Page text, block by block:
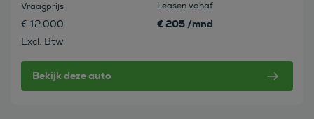
Vraagprijs
€ 12.000
Excl. Btw
Leasen vanaf
€ 205 /mnd
Bekijk deze auto